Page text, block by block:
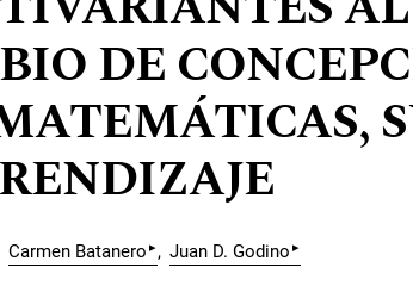
DE
Carmen Batanero ▸ Juan D. Godino ▸